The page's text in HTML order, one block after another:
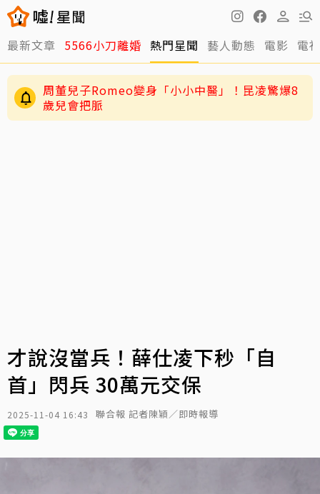
最新文章 5566小刀離婚 熱門星聞 藝人動態 電影 電
男星二度罹急性白血病！淚揭抗癌歷程：痛苦到
不想回想
周董兒子Romeo變身「小小中醫」！昆凌驚爆8
歲兒會把脈
才說沒當兵！薛仕凌下秒「自
首」閃兵 30萬元交保
2025-11-04 16:43 聯合報 記者陳穎／即時報導